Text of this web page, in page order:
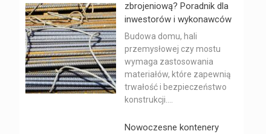
zbrojeniową? Poradnik dla
inwestorów i wykonawców
Budowa domu, hali
przemysłowej czy mostu
wymaga zastosowania
materiałów, które zapewnią
trwałość i bezpieczeństwo
konstrukcji....
Nowoczesne kontenery